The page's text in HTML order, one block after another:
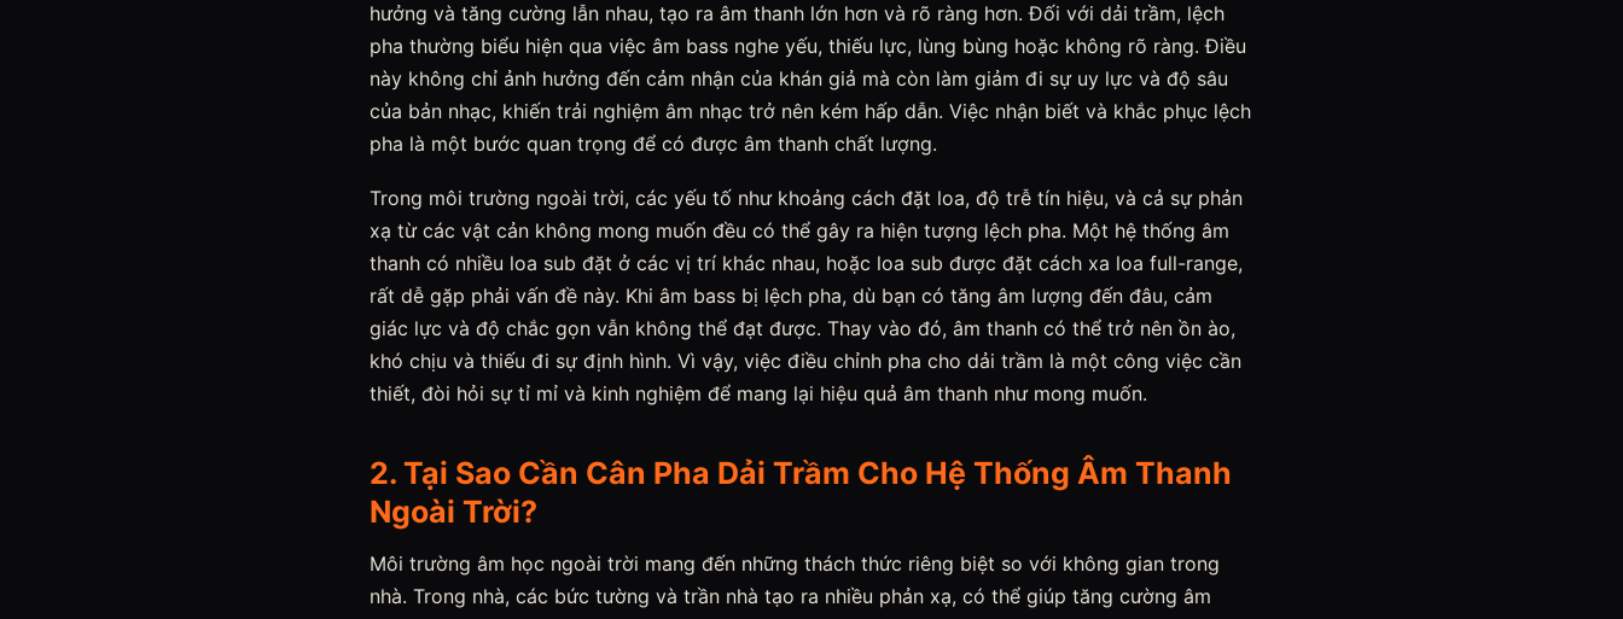
hưởng và tăng cường lẫn nhau, tạo ra âm thanh lớn hơn và rõ ràng hơn. Đối với dải trầm, lệch
pha thường biểu hiện qua việc âm bass nghe yếu, thiếu lực, lùng bùng hoặc không rõ ràng. Điều
này không chỉ ảnh hưởng đến cảm nhận của khán giả mà còn làm giảm đi sự uy lực và độ sâu
của bản nhạc, khiến trải nghiệm âm nhạc trở nên kém hấp dẫn. Việc nhận biết và khắc phục lệch
pha là một bước quan trọng để có được âm thanh chất lượng.
Trong môi trường ngoài trời, các yếu tố như khoảng cách đặt loa, độ trễ tín hiệu, và cả sự phản
xạ từ các vật cản không mong muốn đều có thể gây ra hiện tượng lệch pha. Một hệ thống âm
thanh có nhiều loa sub đặt ở các vị trí khác nhau, hoặc loa sub được đặt cách xa loa full-range,
rất dễ gặp phải vấn đề này. Khi âm bass bị lệch pha, dù bạn có tăng âm lượng đến đâu, cảm
giác lực và độ chắc gọn vẫn không thể đạt được. Thay vào đó, âm thanh có thể trở nên ồn ào,
khó chịu và thiếu đi sự định hình. Vì vậy, việc điều chỉnh pha cho dải trầm là một công việc cần
thiết, đòi hỏi sự tỉ mỉ và kinh nghiệm để mang lại hiệu quả âm thanh như mong muốn.
2. Tại Sao Cần Cân Pha Dải Trầm Cho Hệ Thống Âm Thanh
Ngoài Trời?
Môi trường âm học ngoài trời mang đến những thách thức riêng biệt so với không gian trong
nhà. Trong nhà, các bức tường và trần nhà tạo ra nhiều phản xạ, có thể giúp tăng cường âm